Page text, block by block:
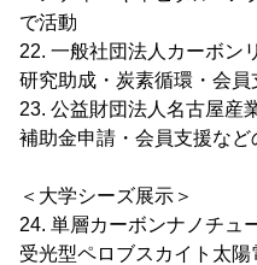
で活動
22. 一般社団法人カーボン
研究助成・炭素循環・会員
23. 公益財団法人名古屋産
補助金申請・会員支援など
＜大学シーズ展示＞
24. 単層カーボンナノチュ
受光型ペロブスカイト太陽